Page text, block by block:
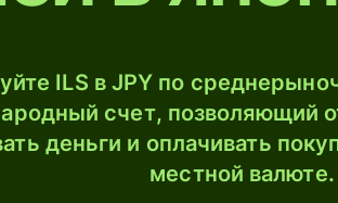
ILS в JPY по
счет, позволяющий
деньги и оплачивать
местной валюте.